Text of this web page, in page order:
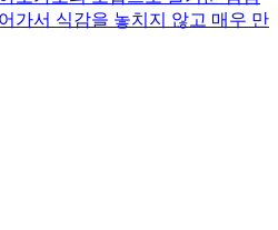
가서 식감을 놓치지 않고 매우 만